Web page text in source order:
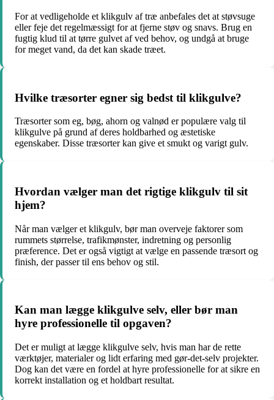
For at vedligeholde et klikgulv af træ anbefales det at støvsuge
eller feje det regelmæssigt for at fjerne støv og snavs. Brug en
fugtig klud til at tørre gulvet af ved behov, og undgå at bruge
for meget vand, da det kan skade træet.
Hvilke træsorter egner sig bedst til klikgulve?
Træsorter som eg, bøg, ahorn og valnød er populære valg til
klikgulve på grund af deres holdbarhed og æstetiske
egenskaber. Disse træsorter kan give et smukt og varigt gulv.
Hvordan vælger man det rigtige klikgulv til sit
hjem?
Når man vælger et klikgulv, bør man overveje faktorer som
rummets størrelse, trafikmønster, indretning og personlig
præference. Det er også vigtigt at vælge en passende træsort og
finish, der passer til ens behov og stil.
Kan man lægge klikgulve selv, eller bør man
hyre professionelle til opgaven?
Det er muligt at lægge klikgulve selv, hvis man har de rette
værktøjer, materialer og lidt erfaring med gør-det-selv projekter.
Dog kan det være en fordel at hyre professionelle for at sikre en
korrekt installation og et holdbart resultat.